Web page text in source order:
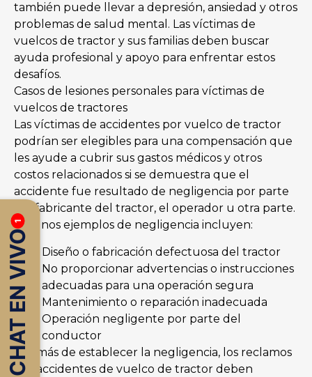
también puede llevar a depresión, ansiedad y otros
problemas de salud mental. Las víctimas de
vuelcos de tractor y sus familias deben buscar
ayuda profesional y apoyo para enfrentar estos
desafíos.
Casos de lesiones personales para víctimas de
vuelcos de tractores
Las víctimas de accidentes por vuelco de tractor
podrían ser elegibles para una compensación que
les ayude a cubrir sus gastos médicos y otros
costos relacionados si se demuestra que el
accidente fue resultado de negligencia por parte
del fabricante del tractor, el operador u otra parte.
Algunos ejemplos de negligencia incluyen:
Diseño o fabricación defectuosa del tractor
No proporcionar advertencias o instrucciones
adecuadas para una operación segura
Mantenimiento o reparación inadecuada
Operación negligente por parte del
conductor
Además de establecer la negligencia, los reclamos
por accidentes de vuelco de tractor deben
CHAT EN VIVO
1